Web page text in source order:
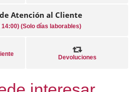
Atención al Cliente
14:00) (Solo días laborables)
Devoluciones